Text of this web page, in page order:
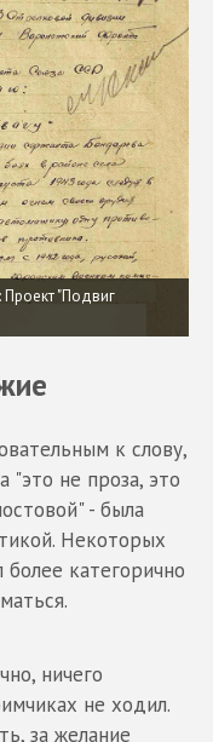
Проект "Подвиг
к слову,
"это не проза, это
- была
Некоторых
более категорично
ничего
не ходил.
за желание